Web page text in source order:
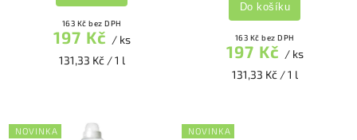
163 Kč bez DPH
197 Kč / ks
131,33 Kč / 1 l
163 Kč bez DPH
197 Kč / ks
131,33 Kč / 1 l
Do košíku
NOVINKA NOVINKA